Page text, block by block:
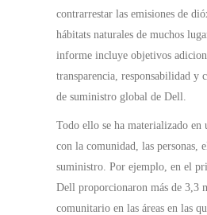
contrarrestar las emisiones de
hábitats naturales de muchos
informe incluye objetivos
transparencia, responsabilidad y
de suministro global de Dell.
Todo ello se ha materializado en
con la comunidad, las personas,
suministro. Por ejemplo, en el
Dell proporcionaron más de 3,3
comunitario en las áreas en las